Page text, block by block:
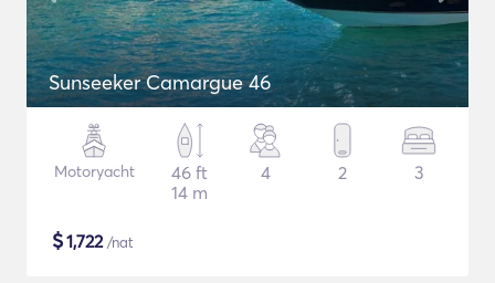
Sunseeker Camargue 46
Motoryacht
46 ft
14 m
4 2 3
$1,722/nat